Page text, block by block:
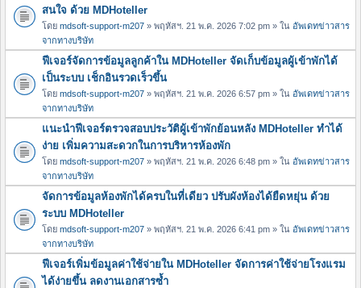
สนใจ ด้วย MDHoteller
โดย mdsoft-support-m207 » พฤหัสฯ. 21 พ.ค. 2026 7:02 pm » ใน อัพเดทข่าวสาร
จากทางบริษัท
ฟีเจอร์จัดการข้อมูลลูกค้าใน MDHoteller จัดเก็บข้อมูลผู้เข้าพักได้
เป็นระบบ เช็กอินรวดเร็วขึ้น
โดย mdsoft-support-m207 » พฤหัสฯ. 21 พ.ค. 2026 6:57 pm » ใน อัพเดทข่าวสาร
จากทางบริษัท
แนะนำฟีเจอร์ตรวจสอบประวัติผู้เข้าพักย้อนหลัง MDHoteller ทำได้
ง่าย เพิ่มความสะดวกในการบริหารห้องพัก
โดย mdsoft-support-m207 » พฤหัสฯ. 21 พ.ค. 2026 6:48 pm » ใน อัพเดทข่าวสาร
จากทางบริษัท
จัดการข้อมูลห้องพักได้ครบในที่เดียว ปรับผังห้องได้ยืดหยุ่น ด้วย
ระบบ MDHoteller
โดย mdsoft-support-m207 » พฤหัสฯ. 21 พ.ค. 2026 6:41 pm » ใน อัพเดทข่าวสาร
จากทางบริษัท
ฟีเจอร์เพิ่มข้อมูลค่าใช้จ่ายใน MDHoteller จัดการค่าใช้จ่ายโรงแรม
ได้ง่ายขึ้น ลดงานเอกสารซ้ำ